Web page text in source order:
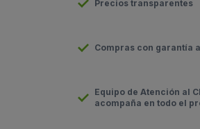
Precios transparentes
Compras con garantía
Equipo de Atención al
acompaña en todo el